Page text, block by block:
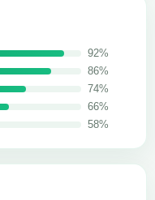
92%
86%
74%
66%
58%